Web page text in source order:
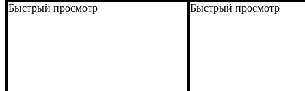
Быстрый просмотр Быстрый просмотр